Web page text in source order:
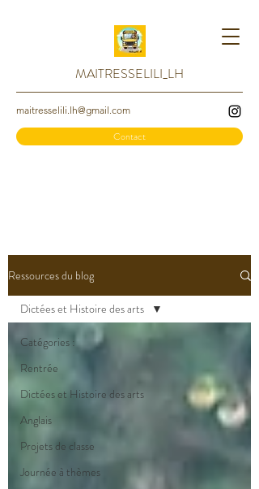
MAITRESSELILI_LH
maitresselili.lh@gmail.com
Contact
Ressources du blog
Catégories :
Rentrée
Dictées et Histoire des arts
Anglais
Projets de classe
Journée à thèmes
Dictées et Histoire des arts